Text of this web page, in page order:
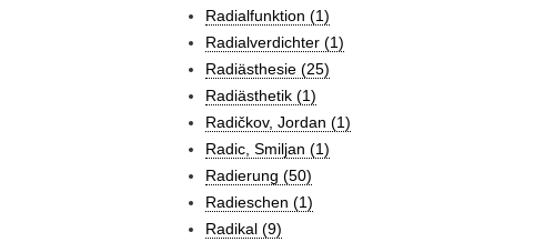
Radialfunktion (1)
Radialverdichter (1)
Radiästhesie (25)
Radiästhetik (1)
Radičkov, Jordan (1)
Radic, Smiljan (1)
Radierung (50)
Radieschen (1)
Radikal (9)